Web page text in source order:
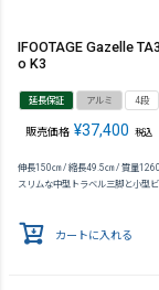
IFOOTAGE Gazelle
o K3
延長保証 アルミ 4段
販売価格 ¥37,400 税込
伸長150㎝ / 縮長49.5㎝ / 質量
スリムな中型トラベル三脚と小型
カートに入れる